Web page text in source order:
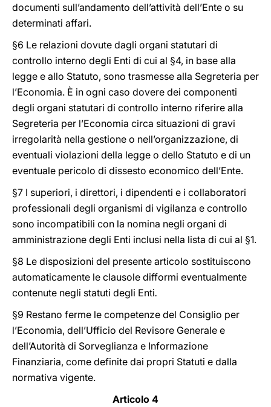
documenti sull’andamento dell’attività dell’Ente o su
determinati affari.
§6 Le relazioni dovute dagli organi statutari di
controllo interno degli Enti di cui al §4, in base alla
legge e allo Statuto, sono trasmesse alla Segreteria per
l’Economia. È in ogni caso dovere dei componenti
degli organi statutari di controllo interno riferire alla
Segreteria per l’Economia circa situazioni di gravi
irregolarità nella gestione o nell’organizzazione, di
eventuali violazioni della legge o dello Statuto e di un
eventuale pericolo di dissesto economico dell’Ente.
§7 I superiori, i direttori, i dipendenti e i collaboratori
professionali degli organismi di vigilanza e controllo
sono incompatibili con la nomina negli organi di
amministrazione degli Enti inclusi nella lista di cui al §1.
§8 Le disposizioni del presente articolo sostituiscono
automaticamente le clausole difformi eventualmente
contenute negli statuti degli Enti.
§9 Restano ferme le competenze del Consiglio per
l’Economia, dell’Ufficio del Revisore Generale e
dell’Autorità di Sorveglianza e Informazione
Finanziaria, come definite dai propri Statuti e dalla
normativa vigente.
Articolo 4